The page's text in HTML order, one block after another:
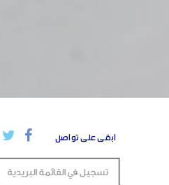
ابقى على تواصل